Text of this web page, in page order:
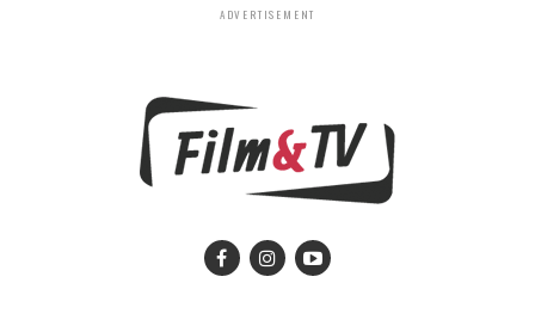
ADVERTISEMENT